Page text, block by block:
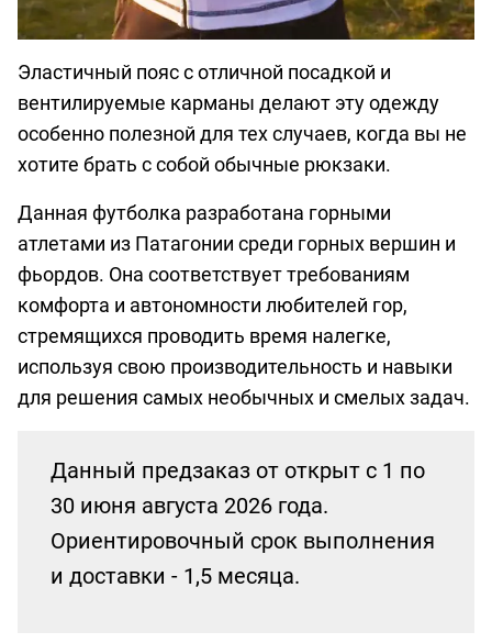
Эластичный пояс с отличной посадкой и
вентилируемые карманы делают эту одежду
особенно полезной для тех случаев, когда вы не
хотите брать с собой обычные рюкзаки.
Данная футболка разработана горными
атлетами из Патагонии среди горных вершин и
фьордов. Она соответствует требованиям
комфорта и автономности любителей гор,
стремящихся проводить время налегке,
используя свою производительность и навыки
для решения самых необычных и смелых задач.
Данный предзаказ от открыт с 1 по
30 июня августа 2026 года.
Ориентировочный срок выполнения
и доставки - 1,5 месяца.